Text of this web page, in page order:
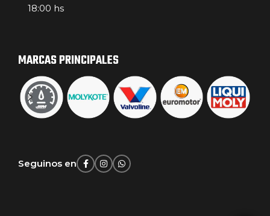
18:00 hs
MARCAS PRINCIPALES
Seguinos en